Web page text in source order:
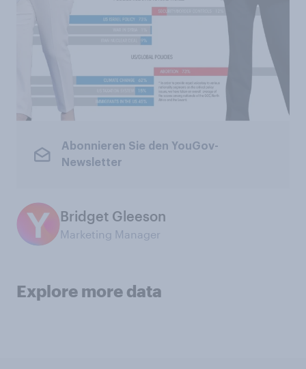
Abonnieren Sie den YouGov-
Newsletter
Bridget Gleeson
Marketing Manager
Explore more data